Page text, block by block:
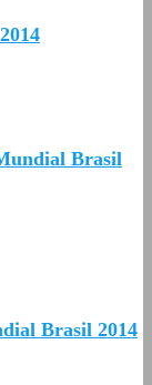
Brasil
Brasil 2014